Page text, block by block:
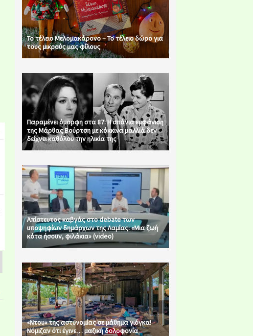
Το τέλειο Μελομακάρονο – Το τέλειο δώρο για
τους μικρούς μας φίλους
Παραμένει όμορφη στα 87: Η σπάνια εμφάνιση
της Μάρθας Βούρτση με κόκκινα μαλλιά δεν
δείχνει καθόλου την ηλικία της
Απίστευτος καβγάς στο debate των
υποψηφίων δημάρχων της Λαμίας: «Μια ζωή
κότα ήσουν, φιλάκια» (video)
«Ντου» της αστυνομίας σε μάθημα γιόγκα!
Νόμιζαν ότι έγινε… μαζική δολοφονία